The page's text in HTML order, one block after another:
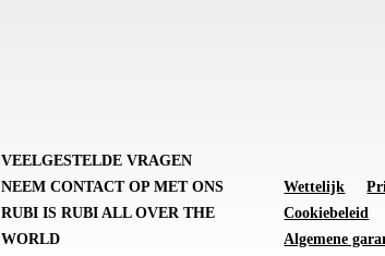
VEELGESTELDE VRAGEN
NEEM CONTACT OP MET ONS
RUBI IS RUBI ALL OVER THE
WORLD
Wettelijk
Cookiebeleid
Algemene